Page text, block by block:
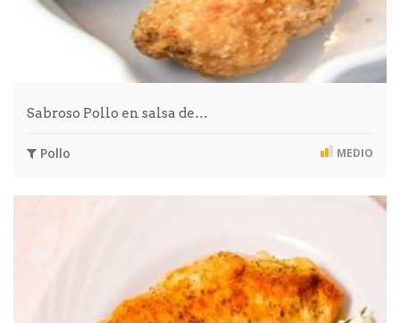
Sabroso Pollo en salsa de…
Pollo MEDIO